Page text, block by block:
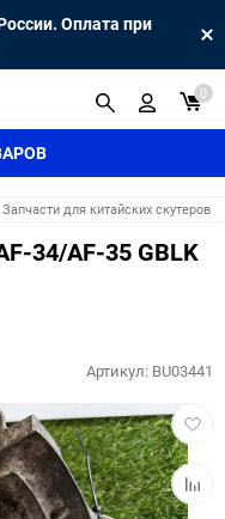
Оплата при
0
для китайских скутеров
34/AF-35 GBLK
в
к
Артикул: BU03441